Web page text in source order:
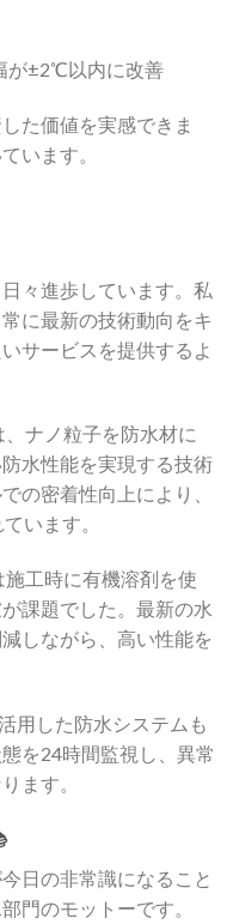
が±2℃以内に改善
た価値を実感できま
います。
々進歩しています。私
に最新の技術動向をキ
サービスを提供するよ
、ナノ粒子を防水材に
水性能を実現する技術
の密着性向上により、
います。
工時に有機溶剤を使
課題でした。最新の水
しながら、高い性能を
用した防水システムも
を24時間監視し、異常
ます。
日の非常識になること
門のモットーです。